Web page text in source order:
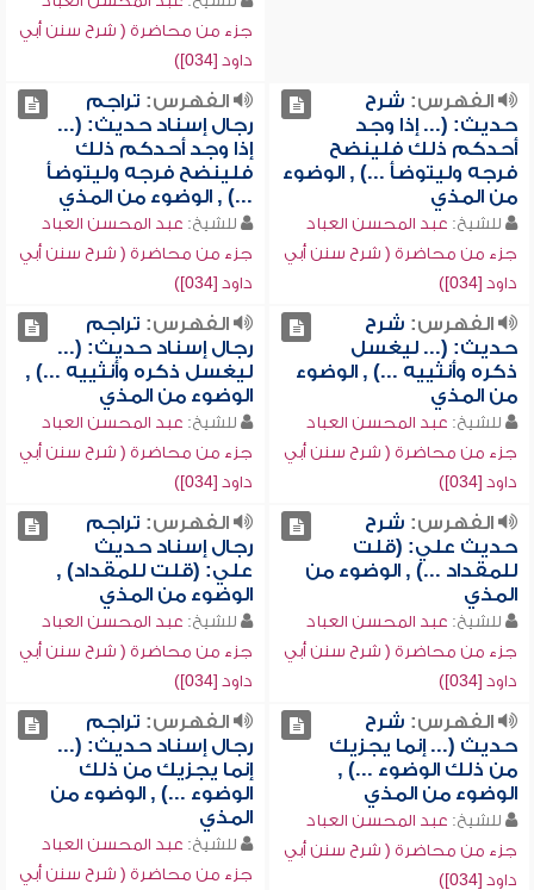
جزء من محاضرة ( شرح سنن أبي
داود [034])
الفهرس: شرح
حديث: (... إذا وجد
أحدكم ذلك فلينضح
فرجه وليتوضأ ...) , الوضوء
من المذي
للشيخ: عبد المحسن العباد
جزء من محاضرة ( شرح سنن أبي
داود [034])
الفهرس: تراجم
رجال إسناد حديث: (...
إذا وجد أحدكم ذلك
فلينضح فرجه وليتوضأ
...) , الوضوء من المذي
للشيخ: عبد المحسن العباد
جزء من محاضرة ( شرح سنن أبي
داود [034])
الفهرس: شرح
حديث: (... ليغسل
ذكره وأنثييه ...) , الوضوء
من المذي
للشيخ: عبد المحسن العباد
جزء من محاضرة ( شرح سنن أبي
داود [034])
الفهرس: تراجم
رجال إسناد حديث: (...
ليغسل ذكره وأنثييه ...) ,
الوضوء من المذي
للشيخ: عبد المحسن العباد
جزء من محاضرة ( شرح سنن أبي
داود [034])
الفهرس: شرح
حديث علي: (قلت
للمقداد ...) , الوضوء من
المذي
للشيخ: عبد المحسن العباد
جزء من محاضرة ( شرح سنن أبي
داود [034])
الفهرس: تراجم
رجال إسناد حديث
علي: (قلت للمقداد) ,
الوضوء من المذي
للشيخ: عبد المحسن العباد
جزء من محاضرة ( شرح سنن أبي
داود [034])
الفهرس: شرح
حديث (... إنما يجزيك
من ذلك الوضوء ...) ,
الوضوء من المذي
للشيخ: عبد المحسن العباد
جزء من محاضرة ( شرح سنن أبي
داود [034])
الفهرس: تراجم
رجال إسناد حديث: (...
إنما يجزيك من ذلك
الوضوء ...) , الوضوء من
المذي
للشيخ: عبد المحسن العباد
جزء من محاضرة ( شرح سنن أبي